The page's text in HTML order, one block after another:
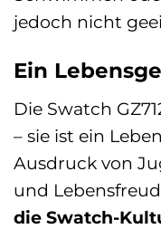
jedoch nicht
Ein
Die Swatch
– sie ist ein
Ausdruck von
und
die Swatch-